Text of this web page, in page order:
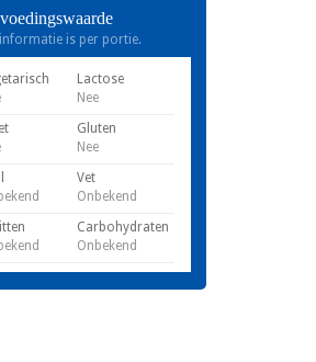
informatie is per portie.
Lactose
Nee
Gluten
Nee
Vet
Onbekend
Carbohydraten
Onbekend